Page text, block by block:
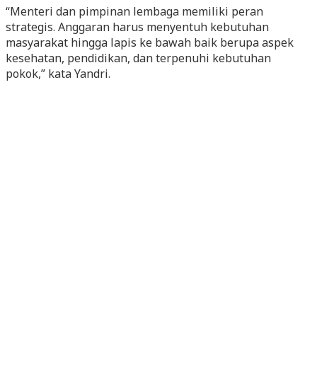
“Menteri dan pimpinan lembaga memiliki peran
strategis. Anggaran harus menyentuh kebutuhan
masyarakat hingga lapis ke bawah baik berupa aspek
kesehatan, pendidikan, dan terpenuhi kebutuhan
pokok,” kata Yandri.